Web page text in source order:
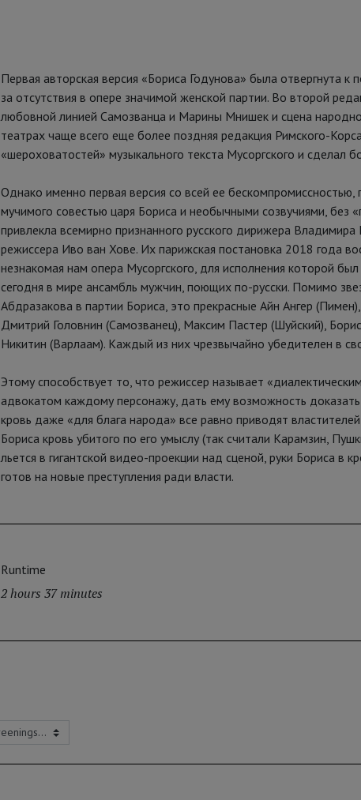
Первая авторская версия «Бориса Годунова» была отвергнута к
за отсутствия в опере значимой женской партии. Во второй
любовной линией Самозванца и Марины Мнишек и сцена
театрах чаще всего еще более поздняя редакция Римского-
«шероховатостей» музыкального текста Мусоргского и сделал
Однако именно первая версия со всей ее бескомпромиссностью,
мучимого совестью царя Бориса и необычными созвучиями, без
привлекла всемирно признанного русского дирижера Владимира
режиссера Иво ван Хове. Их парижская постановка 2018 года
незнакомая нам опера Мусоргского, для исполнения которой
сегодня в мире ансамбль мужчин, поющих по-русски. Помимо
Абдразакова в партии Бориса, это прекрасные Айн Ангер
Дмитрий Головнин (Самозванец), Максим Пастер (Шуйский),
Никитин (Варлаам). Каждый из них чрезвычайно убедителен в
Этому способствует то, что режиссер называет
адвокатом каждому персонажу, дать ему возможность
кровь даже «для блага народа» все равно приводят
Бориса кровь убитого по его умыслу (так считали Карамзин,
льется в гигантской видео-проекции над сценой, руки Бориса в
готов на новые преступления ради власти.
Runtime
2 hours 37 minutes